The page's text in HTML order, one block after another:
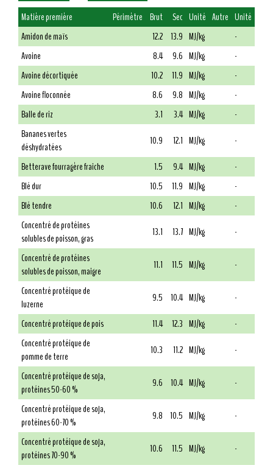
Matière première Périmètre Brut Sec Unité Autre Unité
Amidon de maïs
12.2 13.9 MJ/kg
-
Avoine
8.4 9.6 MJ/kg
-
Avoine décortiquée
10.2 11.9 MJ/kg
-
Avoine floconnée
8.6 9.8 MJ/kg
-
Balle de riz
3.1 3.4 MJ/kg
-
Bananes vertes
déshydratées
10.9 12.1 MJ/kg
-
Betterave fourragère fraîche
1.5 9.4 MJ/kg
-
Blé dur
10.5 11.9 MJ/kg
-
Blé tendre
10.6 12.1 MJ/kg
-
Concentré de protéines
solubles de poisson, gras
13.1 13.7 MJ/kg
-
Concentré de protéines
solubles de poisson, maigre
11.1 11.5 MJ/kg
-
Concentré protéique de
luzerne
9.5 10.4 MJ/kg
-
Concentré protéique de pois
11.4 12.3 MJ/kg
-
Concentré protéique de
pomme de terre
10.3 11.2 MJ/kg
-
Concentré protéique de soja,
protéines 50-60 %
9.6 10.4 MJ/kg
-
Concentré protéique de soja,
protéines 60-70 %
9.8 10.5 MJ/kg
-
Concentré protéique de soja,
protéines 70-90 %
10.6 11.5 MJ/kg
-